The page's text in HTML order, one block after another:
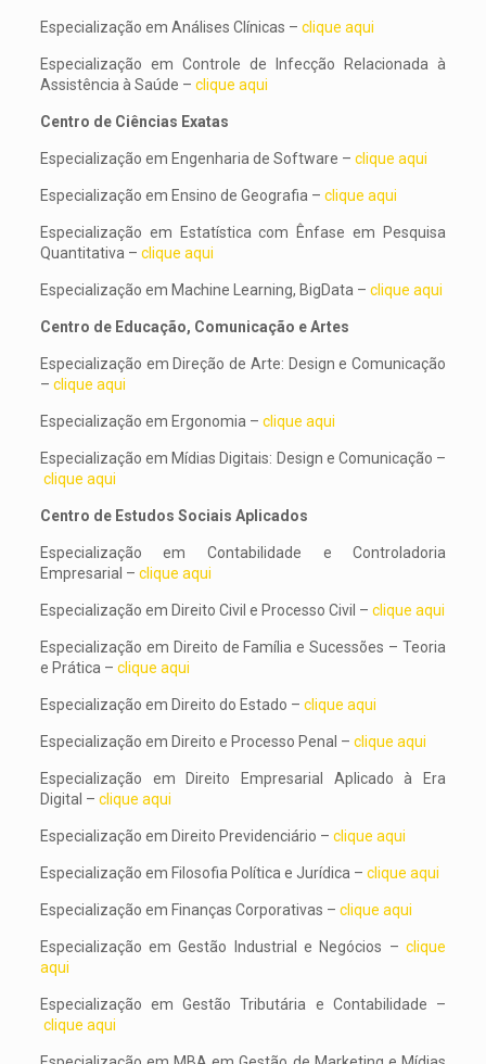
Especialização em Análises Clínicas – clique aqui
Especialização em Controle de Infecção Relacionada à
Assistência à Saúde – clique aqui
Centro de Ciências Exatas
Especialização em Engenharia de Software – clique aqui
Especialização em Ensino de Geografia – clique aqui
Especialização em Estatística com Ênfase em Pesquisa
Quantitativa – clique aqui
Especialização em Machine Learning, BigData – clique aqui
Centro de Educação, Comunicação e Artes
Especialização em Direção de Arte: Design e Comunicação
– clique aqui
Especialização em Ergonomia – clique aqui
Especialização em Mídias Digitais: Design e Comunicação –
clique aqui
Centro de Estudos Sociais Aplicados
Especialização em Contabilidade e Controladoria
Empresarial – clique aqui
Especialização em Direito Civil e Processo Civil – clique aqui
Especialização em Direito de Família e Sucessões – Teoria
e Prática – clique aqui
Especialização em Direito do Estado – clique aqui
Especialização em Direito e Processo Penal – clique aqui
Especialização em Direito Empresarial Aplicado à Era
Digital – clique aqui
Especialização em Direito Previdenciário – clique aqui
Especialização em Filosofia Política e Jurídica – clique aqui
Especialização em Finanças Corporativas – clique aqui
Especialização em Gestão Industrial e Negócios –clique
aqui
Especialização em Gestão Tributária e Contabilidade –
clique aqui